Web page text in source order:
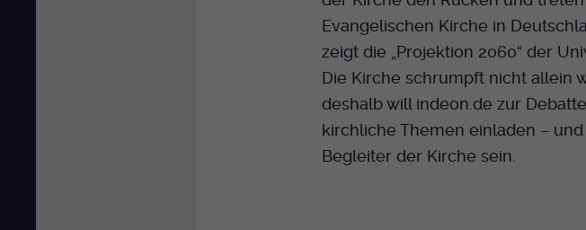
Evangelischen Kirche in
zeigt die „Projektion 2060“ der
Die Kirche schrumpft nicht allein
deshalb will indeon.de zur
kirchliche Themen einladen –
Begleiter der Kirche sein.